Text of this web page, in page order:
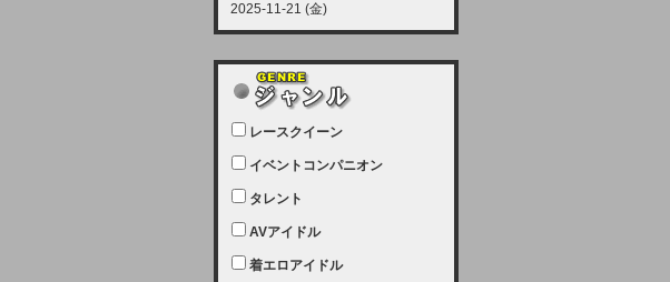
2025-11-21 (金)
【サーバーメンテナンス実施につい
12月21日（日曜日）午前9：00か
ら午前11：00（予定）でサーバー
メンテナンスを実施します。ユーザ
ー様にはご迷惑をおかけしますがご
理解いただけます様、宜しくお願い
致します。
2025-07-05 (土)
【サーバーメンテナンス完了のお知
レースクイーン
イベントコンパニオン
タレント
AVアイドル
着エロアイドル